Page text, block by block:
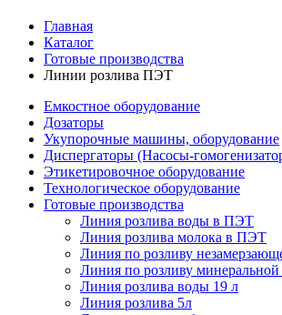
Главная
Каталог
Готовые производства
Линии розлива ПЭТ
Емкостное оборудование
Дозаторы
Укупорочные машины, оборудование
Диспергаторы (Насосы-
Этикетировочное оборудование
Технологическое оборудование
Готовые производства
Линия розлива воды в ПЭТ
Линия розлива молока в ПЭТ
Линия по розливу
Линия по розливу
Линия розлива воды 19 л
Линия розлива 5л